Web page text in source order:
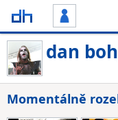
dan
Momentálně